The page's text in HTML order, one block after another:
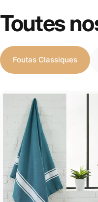
Toutes
Foutas Classiques